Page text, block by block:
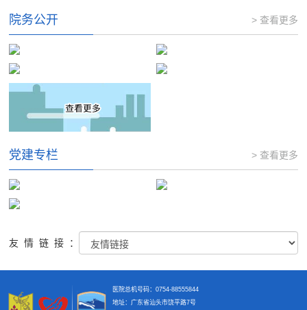
院务公开 > 查看更多
党建专栏 > 查看更多
友情链接：
医院总机号码：0754-88555844
地址：广东省汕头市饶平路7号